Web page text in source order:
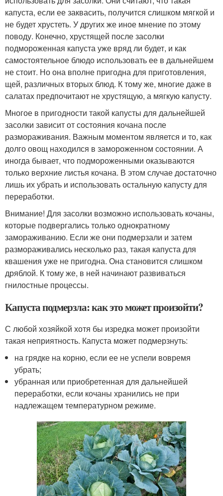
капуста, если ее заквасить, получится слишком мягкой и
не будет хрустеть. У других же иное мнение по этому
поводу. Конечно, хрустящей после засолки
подмороженная капуста уже вряд ли будет, и как
самостоятельное блюдо использовать ее в дальнейшем
не стоит. Но она вполне пригодна для приготовления,
щей, различных вторых блюд. К тому же, многие даже в
салатах предпочитают не хрустящую, а мягкую капусту.
Многое в пригодности такой капусты для дальнейшей
засолки зависит от состояния кочана после
размораживания. Важным моментом является и то, как
долго овощ находился в замороженном состоянии. А
иногда бывает, что подмороженными оказываются
только верхние листья кочана. В этом случае достаточно
лишь их убрать и использовать остальную капусту для
переработки.
Внимание! Для засолки возможно использовать кочаны,
которые подвергались только однократному
замораживанию. Если же они подмерзали и затем
размораживались несколько раз, такая капуста для
квашения уже не пригодна. Она становится слишком
дряблой. К тому же, в ней начинают развиваться
гнилостные процессы.
Капуста подмерзла: как это может произойти?
С любой хозяйкой хотя бы изредка может произойти
такая неприятность. Капуста может подмерзнуть:
на грядке на корню, если ее не успели вовремя
убрать;
убранная или приобретенная для дальнейшей
переработки, если кочаны хранились не при
надлежащем температурном режиме.